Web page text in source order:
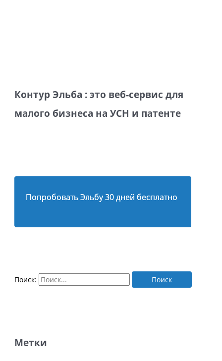
Контур Эльба : это веб-сервис для
малого бизнеса на УСН и патенте
Попробовать Эльбу 30 дней бесплатно
Поиск:
Метки